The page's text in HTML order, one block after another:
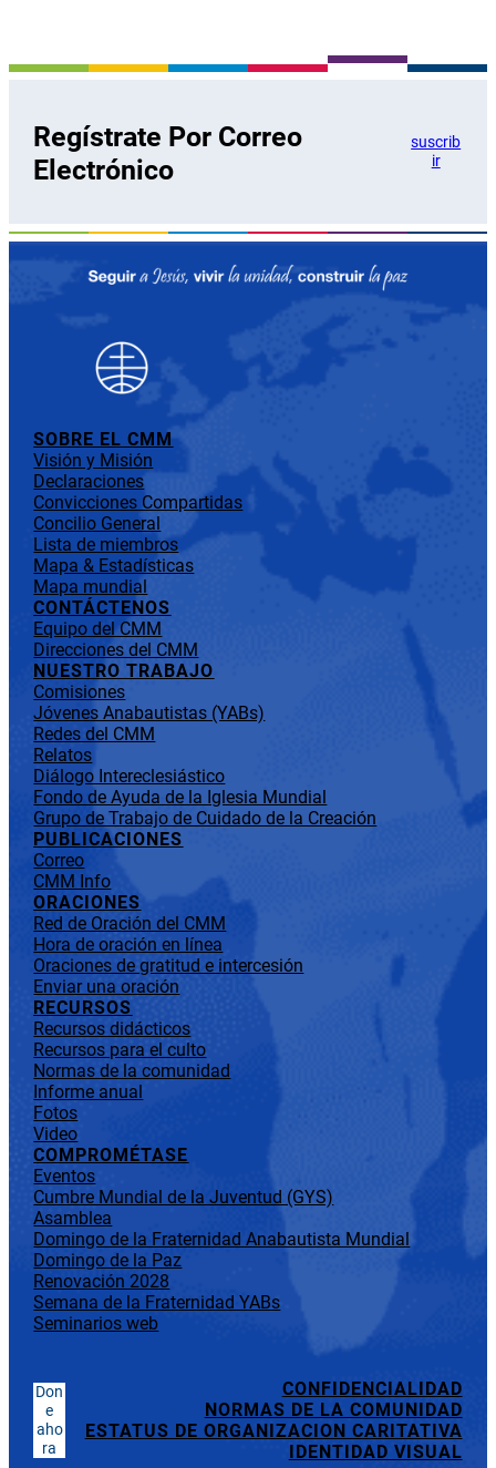
Regístrate Por Correo
Electrónico
suscrib
ir
SOBRE EL CMM
Visión y Misión
Declaraciones
Convicciones Compartidas
Concilio General
Lista de miembros
Mapa & Estadísticas
Mapa mundial
CONTÁCTENOS
Equipo del CMM
Direcciones del CMM
NUESTRO TRABAJO
Comisiones
Jóvenes Anabautistas (YABs)
Redes del CMM
Relatos
Diálogo Intereclesiástico
Fondo de Ayuda de la Iglesia Mundial
Grupo de Trabajo de Cuidado de la Creación
PUBLICACIONES
Correo
CMM Info
ORACIONES
Red de Oración del CMM
Hora de oración en línea
Oraciones de gratitud e intercesión
Enviar una oración
RECURSOS
Recursos didácticos
Recursos para el culto
Normas de la comunidad
Informe anual
Fotos
Video
COMPROMÉTASE
Eventos
Cumbre Mundial de la Juventud (GYS)
Asamblea
Domingo de la Fraternidad Anabautista Mundial
Domingo de la Paz
Renovación 2028
Semana de la Fraternidad YABs
Seminarios web
Don
e
aho
ra
CONFIDENCIALIDAD
NORMAS DE LA COMUNIDAD
ESTATUS DE ORGANIZACION CARITATIVA
IDENTIDAD VISUAL